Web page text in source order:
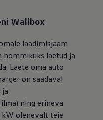
Wallbox
laadimisjaam
hommikuks laetud ja
Laete oma auto
on saadaval
ja
ning erineva
kW olenevalt teie